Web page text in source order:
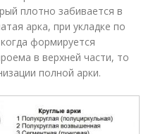
плотно забивается в
арка, при укладке по
формируется
в верхней части, то
полной арки.